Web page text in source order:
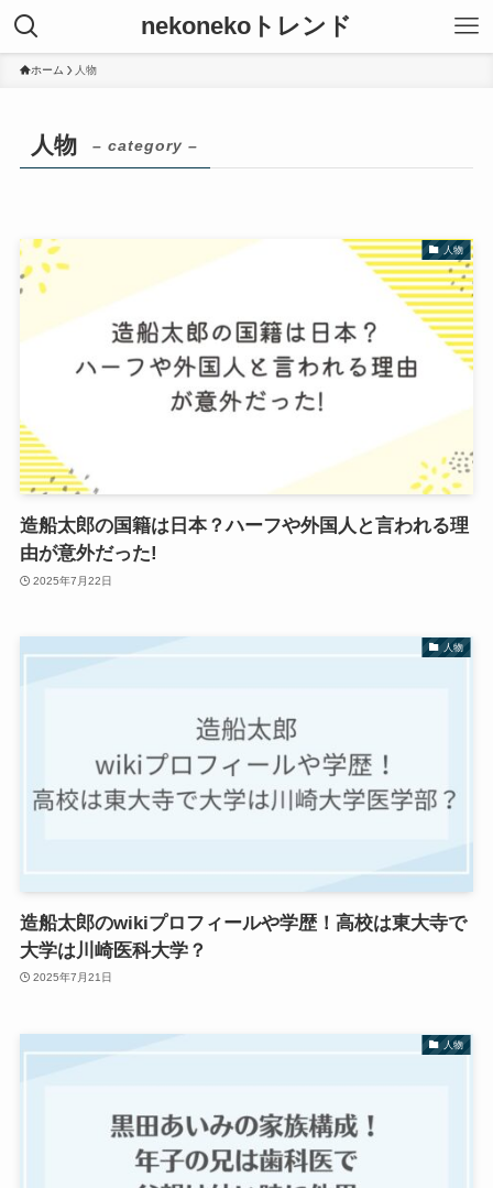
nekonekoトレンド
ホーム 人物
人物 – category –
人物
造船太郎の国籍は日本？ハーフや外国人と言われる理
由が意外だった!
2025年7月22日
人物
造船太郎のwikiプロフィールや学歴！高校は東大寺で
大学は川崎医科大学？
2025年7月21日
人物